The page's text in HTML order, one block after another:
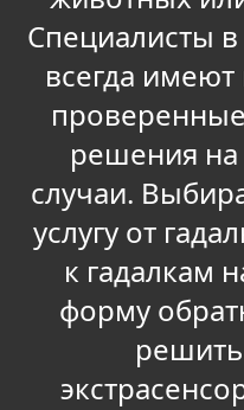
Специалисты
всегда
решения
случаи.
услугу от
к гадалкам
форму